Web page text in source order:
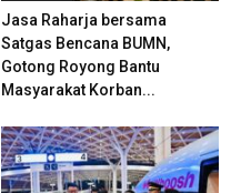
Jasa Raharja bersama
Satgas Bencana BUMN,
Gotong Royong Bantu
Masyarakat Korban...